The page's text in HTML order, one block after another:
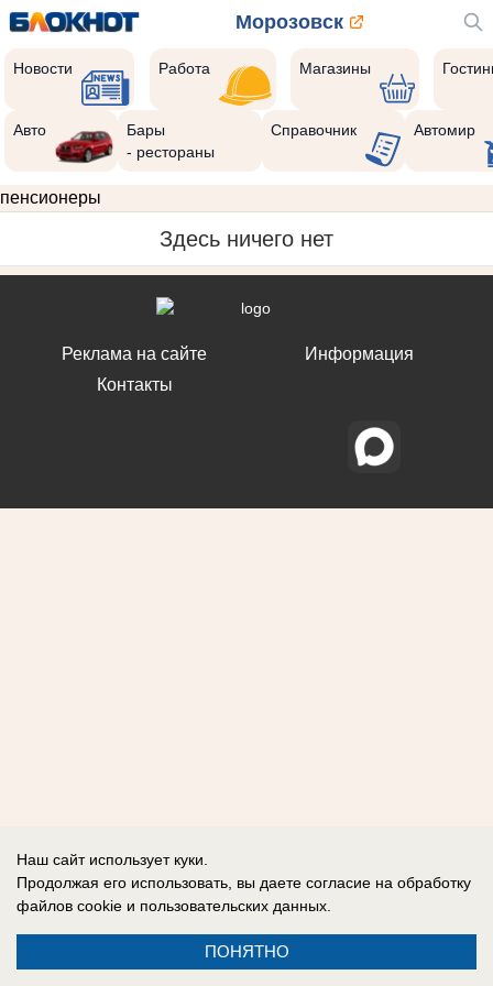
Морозовск
Новости Работа Магазины
Авто
Бары
- рестораны
Справочник Автомир
пенсионеры
Здесь ничего нет
Реклама на сайте
Контакты
Информация
Наш сайт использует куки.
Продолжая его использовать, вы даете согласие на обработку
файлов cookie и пользовательских данных.
ПОНЯТНО